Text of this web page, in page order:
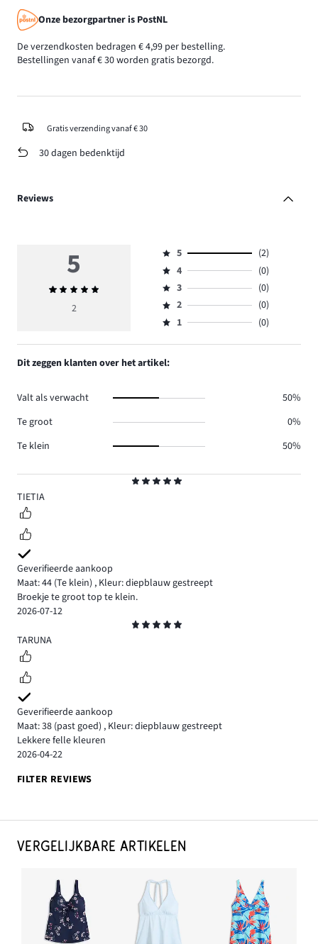
Onze bezorgpartner is PostNL
De verzendkosten bedragen € 4,99 per bestelling.
Bestellingen vanaf € 30 worden gratis bezorgd.
Gratis verzending vanaf € 30
30 dagen bedenktijd
Reviews
5
TIETIA
Geverifieerde aankoop
Maat: 44 (Te klein) , Kleur: diepblauw gestreept
Broekje te groot top te klein.
2026-07-12
5
TARUNA
Geverifieerde aankoop
Maat: 38 (past goed) , Kleur: diepblauw gestreept
Lekkere felle kleuren
2026-04-22
FILTER REVIEWS
5
Gemiddelde
beoordeling
2
Beoordeling
5,
aantal
reviews
2.
5
(2)
Beoordeling
4,
aantal
reviews
4
(0)
Beoordeling
3,
aantal
3
(0)
Beoordeling
2,
0.
2
(0)
Beoordeling
1,
aantal
reviews
1 (0)
Dit zeggen klanten over het artikel:
Valt als verwacht
50%
Te groot
0%
Te klein
50%
VERGELIJKBARE ARTIKELEN